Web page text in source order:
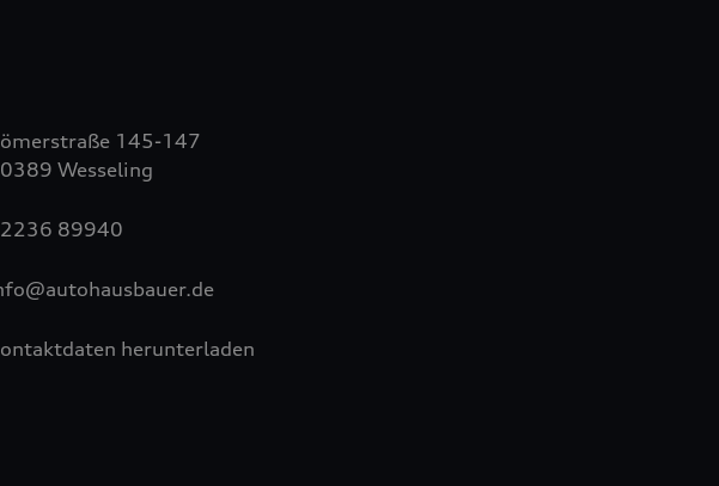
145-147
Wesseling
89940
herunterladen